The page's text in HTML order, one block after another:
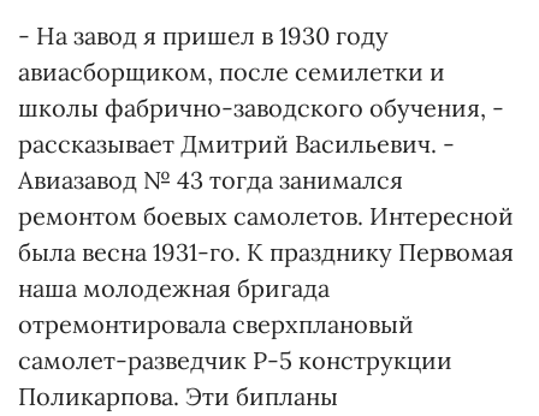
- На завод я пришел в 1930 году
авиасборщиком, после семилетки и
школы фабрично-заводского обучения, -
рассказывает Дмитрий Васильевич. -
Авиазавод № 43 тогда занимался
ремонтом боевых самолетов. Интересной
была весна 1931-го. К празднику Первомая
наша молодежная бригада
отремонтировала сверхплановый
самолет-разведчик Р-5 конструкции
Поликарпова. Эти бипланы